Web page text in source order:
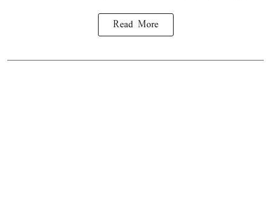
Read More